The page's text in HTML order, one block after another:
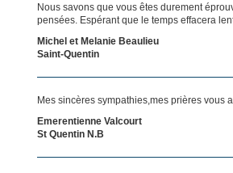
Nous savons que vous êtes durement
pensées. Espérant que le temps effacera
Michel et Melanie Beaulieu
Saint-Quentin
Mes sincères sympathies,mes prières vous
Emerentienne Valcourt
St Quentin N.B